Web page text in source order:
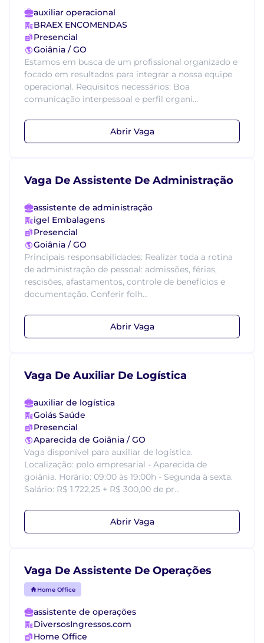
auxiliar operacional
BRAEX ENCOMENDAS
Presencial
Goiânia / GO
Estamos em busca de um profissional organizado e
focado em resultados para integrar a nossa equipe
operacional. Requisitos necessários: Boa
comunicação interpessoal e perfil organi...
Abrir Vaga
Vaga De Assistente De Administração
assistente de administração
igel Embalagens
Presencial
Goiânia / GO
Principais responsabilidades: Realizar toda a rotina
de administração de pessoal: admissões, férias,
rescisões, afastamentos, controle de benefícios e
documentação. Conferir folh...
Abrir Vaga
Vaga De Auxiliar De Logística
auxiliar de logística
Goiás Saúde
Presencial
Aparecida de Goiânia / GO
Vaga disponível para auxiliar de logística.
Localização: polo empresarial - Aparecida de
goiânia. Horário: 09:00 às 19:00h - Segunda à sexta.
Salário: R$ 1.722,25 + R$ 300,00 de pr...
Abrir Vaga
Vaga De Assistente De Operações
Home Office
assistente de operações
DiversosIngressos.com
Home Office